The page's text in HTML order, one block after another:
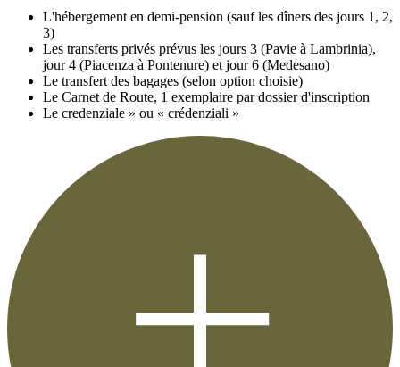
L'hébergement en demi-pension (sauf les dîners des jours 1, 2,
3)
Les transferts privés prévus les jours 3 (Pavie à Lambrinia),
jour 4 (Piacenza à Pontenure) et jour 6 (Medesano)
Le transfert des bagages (selon option choisie)
Le Carnet de Route, 1 exemplaire par dossier d'inscription
Le credenziale » ou « crédenziali »